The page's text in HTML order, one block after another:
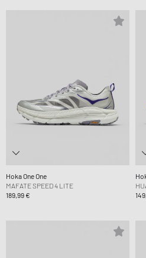
Hoka One One
MAFATE SPEED 4 LITE
189,99 €